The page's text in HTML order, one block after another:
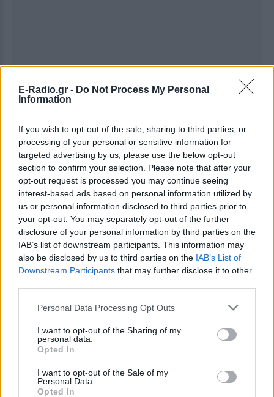
E-Radio.gr - Do Not Process My Personal
Information
If you wish to opt-out of the sale, sharing to third parties, or
processing of your personal or sensitive information for
targeted advertising by us, please use the below opt-out
section to confirm your selection. Please note that after your
opt-out request is processed you may continue seeing
interest-based ads based on personal information utilized by
us or personal information disclosed to third parties prior to
your opt-out. You may separately opt-out of the further
disclosure of your personal information by third parties on the
IAB’s list of downstream participants. This information may
also be disclosed by us to third parties on the IAB’s List of
Downstream Participants that may further disclose it to other
Personal Data Processing Opt Outs
I want to opt-out of the Sharing of my
personal data.
Opted In
I want to opt-out of the Sale of my
Personal Data.
Opted In
Ακολουθήστε το E-Radio.gr στο Google News
και μάθετε πρώτοιτα πιο hot νέα.
Για ακόμη περισσότερανέα, μπείτε στηνροή
ειδήσεωντου E-Daily.gr
Ακολουθήστε το E-Radio.gr και στο Instagram
ΔΙΑΦΗΜΙΣΗ